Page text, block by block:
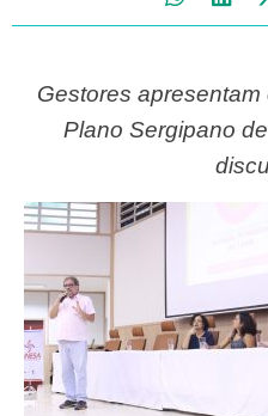
Gestores apresentam
Plano Sergipano